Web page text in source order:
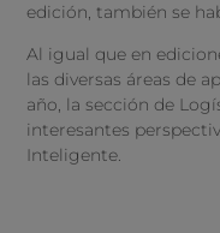
edición, también se
Al igual que en
las diversas áreas de
año, la sección de
interesantes
Inteligente.